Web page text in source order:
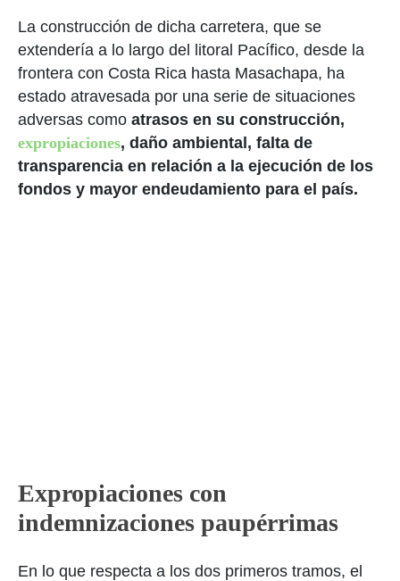
La construcción de dicha carretera, que se
extendería a lo largo del litoral Pacífico, desde la
frontera con Costa Rica hasta Masachapa, ha
estado atravesada por una serie de situaciones
adversas como atrasos en su construcción,
expropiaciones, daño ambiental, falta de
transparencia en relación a la ejecución de los
fondos y mayor endeudamiento para el país.
Expropiaciones con
indemnizaciones paupérrimas
En lo que respecta a los dos primeros tramos, el